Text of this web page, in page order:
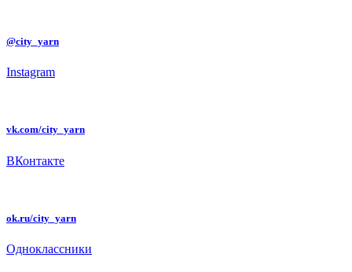
@city_yarn
Instagram
vk.com/city_yarn
ВКонтакте
ok.ru/city_yarn
Одноклассники